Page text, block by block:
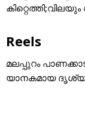
Reels
മലപ്പുറം
യാനകമായ